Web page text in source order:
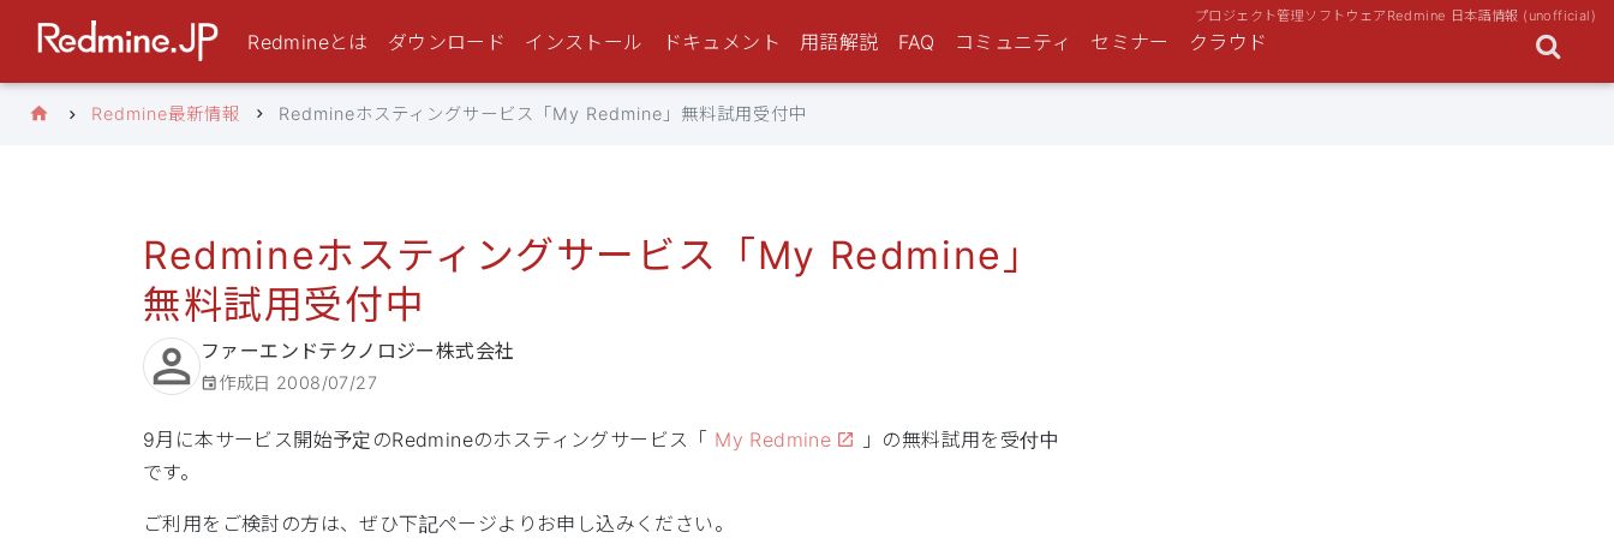
Redmineとは ダウンロード インストール ドキュメント 用語解説 FAQ コミュニティ セミナー クラウド
プロジェクト管理ソフトウェアRedmine 日本語情報 (unofficial)
Redmine最新情報 Redmineホスティングサービス「My Redmine」無料試用受付中
Redmineホスティングサービス「My Redmine」
無料試用受付中
ファーエンドテクノロジー株式会社
作成日 2008/07/27
9月に本サービス開始予定のRedmineのホスティングサービス「 My Redmine
」の無料試用を受付中
です。
ご利用をご検討の方は、ぜひ下記ページよりお申し込みください。